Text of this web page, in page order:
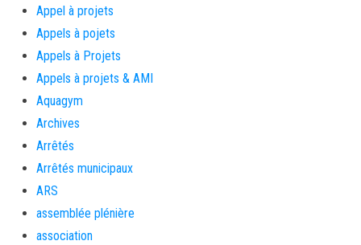
Appel à projets
Appels à pojets
Appels à Projets
Appels à projets & AMI
Aquagym
Archives
Arrêtés
Arrêtés municipaux
ARS
assemblée plénière
association